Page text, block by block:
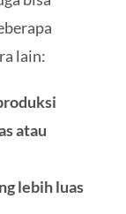
lain:
atau
lebih luas